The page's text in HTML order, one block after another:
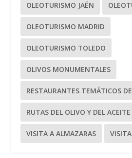
OLEOTURISMO JAÉN
OLEOTURISMO MADRID
OLEOTURISMO TOLEDO
OLIVOS MONUMENTALES
RESTAURANTES TEMÁTICOS
RUTAS DEL OLIVO Y DEL ACEITE
VISITA A ALMAZARAS